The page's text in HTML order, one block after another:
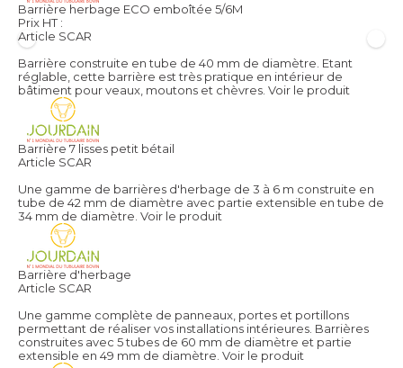
Barrière herbage ECO emboîtée 5/6M
Prix HT :
Article SCAR
Barrière construite en tube de 40 mm de diamètre. Etant
réglable, cette barrière est très pratique en intérieur de
bâtiment pour veaux, moutons et chèvres. Voir le produit
Barrière 7 lisses petit bétail
Article SCAR
Une gamme de barrières d'herbage de 3 à 6 m construite en
tube de 42 mm de diamètre avec partie extensible en tube de
34 mm de diamètre. Voir le produit
Barrière d'herbage
Article SCAR
Une gamme complète de panneaux, portes et portillons
permettant de réaliser vos installations intérieures. Barrières
construites avec 5 tubes de 60 mm de diamètre et partie
extensible en 49 mm de diamètre. Voir le produit